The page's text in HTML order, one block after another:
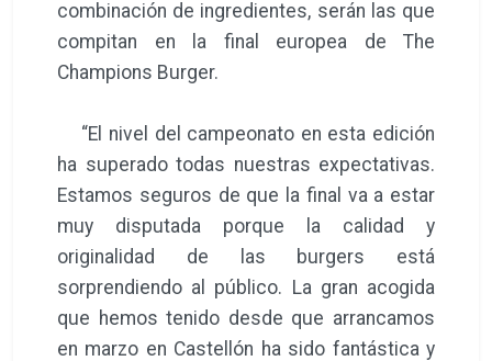
combinación de ingredientes, serán las que
compitan en la final europea de The
Champions Burger.
“El nivel del campeonato en esta edición
ha superado todas nuestras expectativas.
Estamos seguros de que la final va a estar
muy disputada porque la calidad y
originalidad de las burgers está
sorprendiendo al público. La gran acogida
que hemos tenido desde que arrancamos
en marzo en Castellón ha sido fantástica y